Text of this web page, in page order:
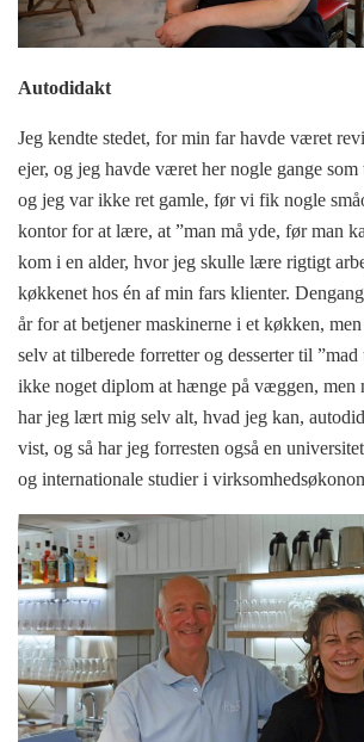
Autodidakt
Jeg kendte stedet, for min far havde været
ejer, og jeg havde været her nogle gange som
og jeg var ikke ret gamle, før vi fik nogle
kontor for at lære, at ”man må yde, før man
kom i en alder, hvor jeg skulle lære rigtigt
køkkenet hos én af min fars klienter.
år for at betjener maskinerne i et køkken,
selv at tilberede forretter og desserter til ”mad
ikke noget diplom at hænge på væggen, men
har jeg lært mig selv alt, hvad jeg kan,
vist, og så har jeg forresten også en
og internationale studier i